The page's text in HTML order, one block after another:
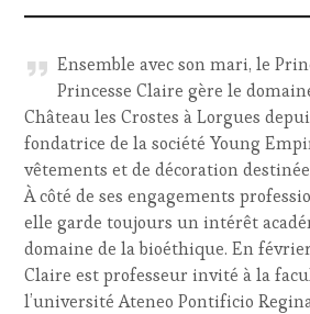
Ensemble avec son mari, le
Princesse Claire gère le
Château les Crostes à Lorgues
fondatrice de la société Young
vêtements et de décoration
À côté de ses engagements
elle garde toujours un intérêt
domaine de la bioéthique. En
Claire est professeur invité à la
l’université Ateneo Pontificio